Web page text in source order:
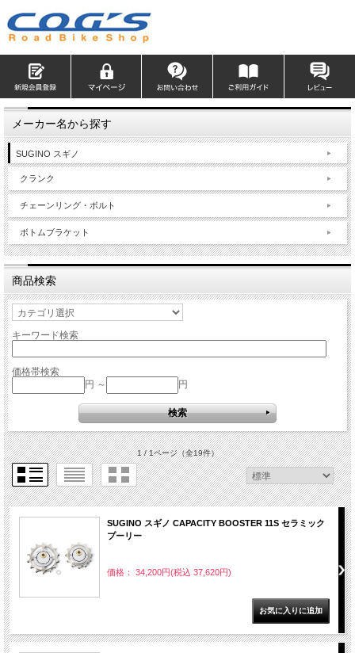
メーカー名から探す
SUGINO スギノ
クランク
チェーンリング・ボルト
ボトムブラケット
商品検索
キーワード検索
価格帯検索
円 ～
円
1 / 1ページ（全19件）
SUGINO スギノ CAPACITY BOOSTER 11S セラミック
プーリー
価格： 34,200円(税込 37,620円)